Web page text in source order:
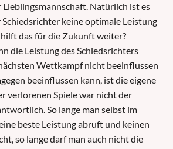
Lieblingsmannschaft. Natürlich ist es
keine optimale Leistung
das für die Zukunft weiter?
die Leistung des Schiedsrichters
Wettkampf nicht beeinflussen
beeinflussen kann, ist die eigene
verlorenen Spiele war nicht der
So lange man selbst im
beste Leistung abruft und keinen
so lange darf man auch nicht die